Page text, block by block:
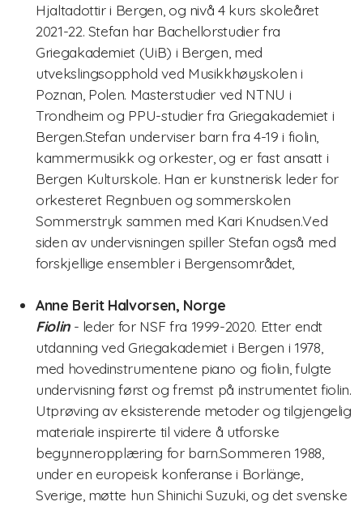
Hjaltadottir i Bergen, og nivå 4 kurs skoleåret
2021-22. Stefan har Bachellorstudier fra
Griegakademiet (UiB) i Bergen, med
utvekslingsopphold ved Musikkhøyskolen i
Poznan, Polen. Masterstudier ved NTNU i
Trondheim og PPU-studier fra Griegakademiet i
Bergen.Stefan underviser barn fra 4-19 i fiolin,
kammermusikk og orkester, og er fast ansatt i
Bergen Kulturskole. Han er kunstnerisk leder for
orkesteret Regnbuen og sommerskolen
Sommerstryk sammen med Kari Knudsen.Ved
siden av undervisningen spiller Stefan også med
forskjellige ensembler i Bergensområdet,
Anne Berit Halvorsen, Norge
Fiolin - leder for NSF fra 1999-2020. Etter endt
utdanning ved Griegakademiet i Bergen i 1978,
med hovedinstrumentene piano og fiolin, fulgte
undervisning først og fremst på instrumentet fiolin.
Utprøving av eksisterende metoder og tilgjengelig
materiale inspirerte til videre å utforske
begynneropplæring for barn.Sommeren 1988,
under en europeisk konferanse i Borlänge,
Sverige, møtte hun Shinichi Suzuki, og det svenske
Styret i NSF2024/2025
Årsmøteinnkalling 2024
Suzukiundervisning på Voldsløkka kulturstasjon i
Oslo!
Styret 2022/2023
Sommerkurs 2021